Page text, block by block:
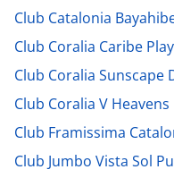
Club Catalonia
Club Coralia Caribe
Club Coralia Sunscape
Club Coralia V
Club Framissima
Club Jumbo Vista Sol